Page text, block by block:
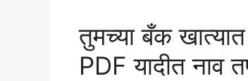
तुमच्या बँक
PDF यादीत